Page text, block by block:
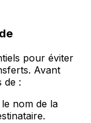
pour éviter
Avant
de :
nom de la